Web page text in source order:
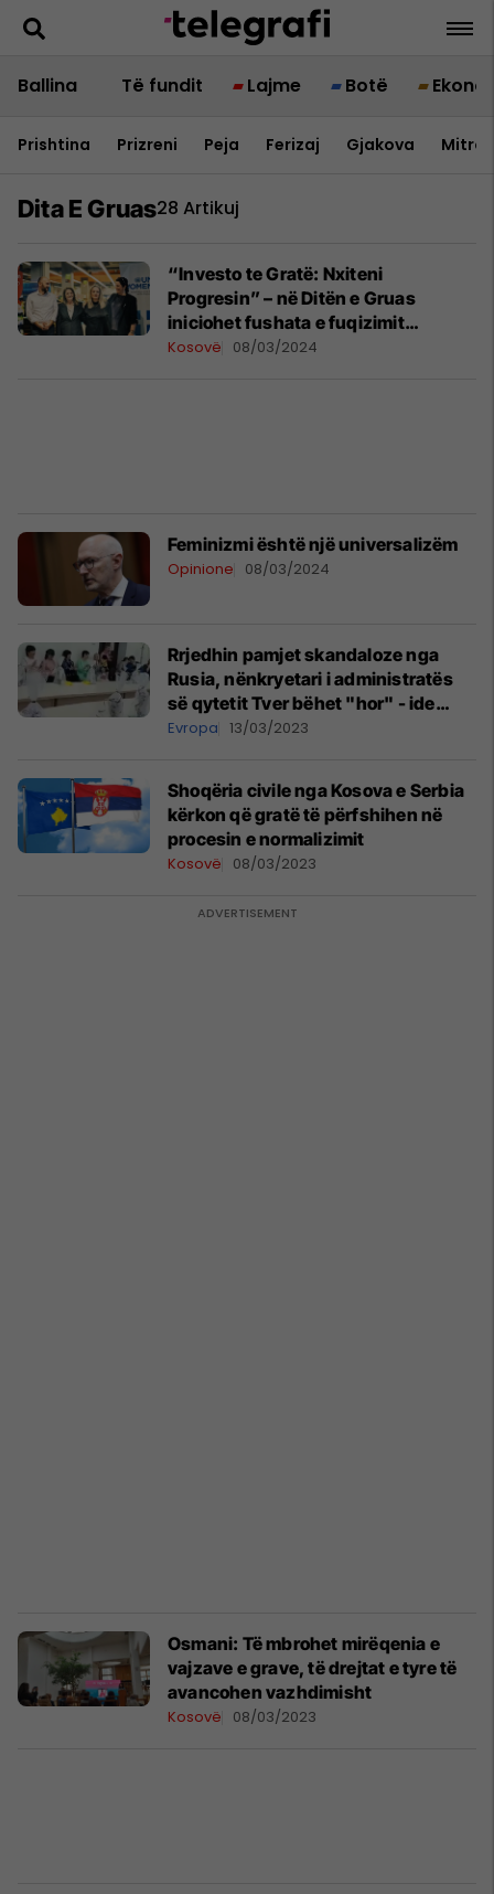
Ballina Të fundit Lajme Botë
Prishtina Prizreni Peja Ferizaj Gjakova
Dita E Gruas28 Artikuj
“Investo te Gratë: Nxiteni
Progresin” – në Ditën e Gruas
iniciohet fushata e fuqizimit
ekonomik të grave
Kosovë 08/03/2024
Feminizmi është një universalizëm
Opinione 08/03/2024
Rrjedhin pamjet skandaloze nga
Rusia, nënkryetari i administratës
së qytetit Tver bëhet "hor" - ide
poshtëruese për të uruar
Evropa 13/03/2023
Shoqëria civile nga Kosova e Serbia
kërkon që gratë të përfshihen në
procesin e normalizimit
Kosovë 08/03/2023
​Osmani: Të mbrohet mirëqenia e
vajzave e grave, të drejtat e tyre të
avancohen vazhdimisht
Kosovë 08/03/2023